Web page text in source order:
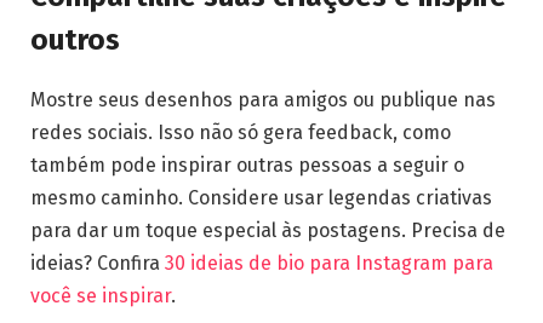
outros
Mostre seus desenhos para amigos ou publique nas
redes sociais. Isso não só gera feedback, como
também pode inspirar outras pessoas a seguir o
mesmo caminho. Considere usar legendas criativas
para dar um toque especial às postagens. Precisa de
ideias? Confira 30 ideias de bio para Instagram para
você se inspirar.